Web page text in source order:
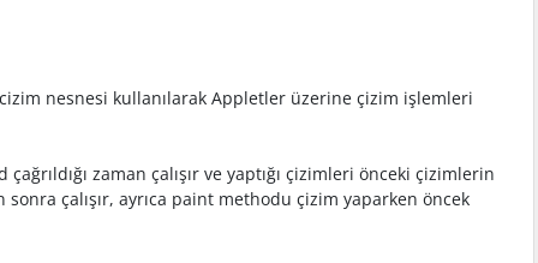
nesnesi kullanılarak Appletler üzerine çizim işlemleri
zaman çalışır ve yaptığı çizimleri önceki çizimlerin
çalışır, ayrıca paint methodu çizim yaparken öncek